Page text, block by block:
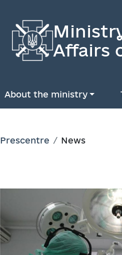
Affairs
About the ministry
Prescentre News